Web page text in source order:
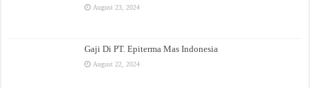
August 23, 2024
Gaji Di PT. Epiterma Mas Indonesia
August 22, 2024